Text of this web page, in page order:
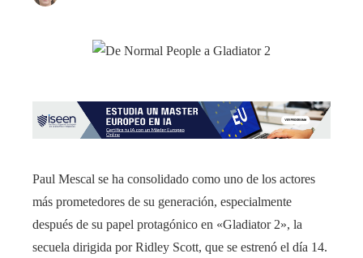
Paul Mescal se ha consolidado como uno de los actores
más prometedores de su generación, especialmente
después de su papel protagónico en «Gladiator 2», la
secuela dirigida por Ridley Scott, que se estrenó el día 14.